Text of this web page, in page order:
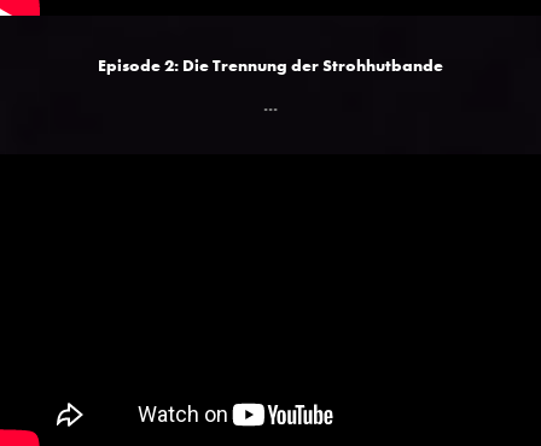
Episode 2: Die Trennung der Strohhutbande
...